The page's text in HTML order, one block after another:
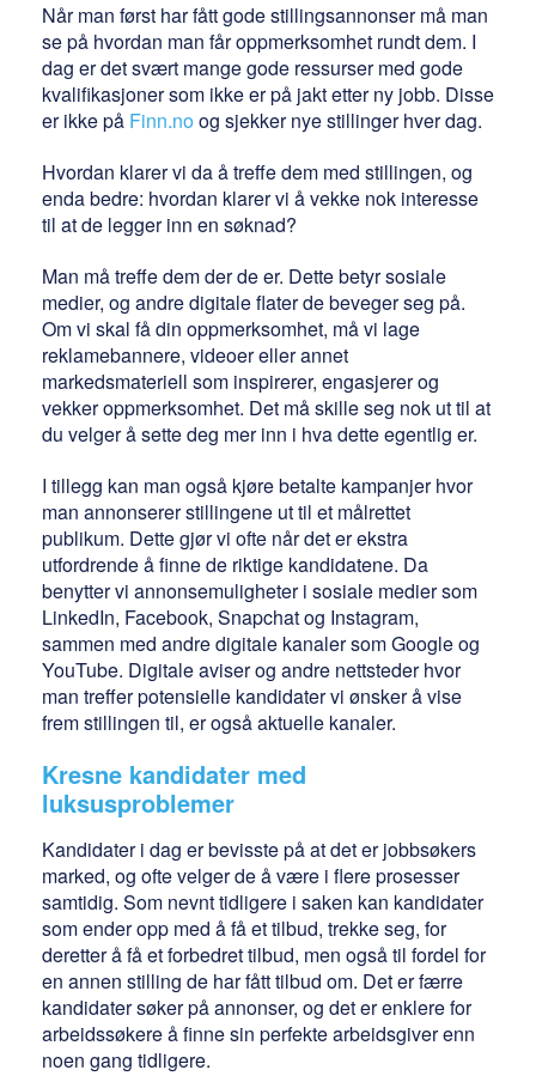
Når man først har fått gode stillingsannonser må man
se på hvordan man får oppmerksomhet rundt dem. I
dag er det svært mange gode ressurser med gode
kvalifikasjoner som ikke er på jakt etter ny jobb. Disse
er ikke på Finn.noog sjekker nye stillinger hver dag.
Hvordan klarer vi da å treffe dem med stillingen, og
enda bedre: hvordan klarer vi å vekke nok interesse
til at de legger inn en søknad?
Man må treffe dem der de er. Dette betyr sosiale
medier, og andre digitale flater de beveger seg på.
Om vi skal få din oppmerksomhet, må vi lage
reklamebannere, videoer eller annet
markedsmateriell som inspirerer, engasjerer og
vekker oppmerksomhet. Det må skille seg nok ut til at
du velger å sette deg mer inn i hva dette egentlig er.
I tillegg kan man også kjøre betalte kampanjer hvor
man annonserer stillingene ut til et målrettet
publikum. Dette gjør vi ofte når det er ekstra
utfordrende å finne de riktige kandidatene. Da
benytter vi annonsemuligheter i sosiale medier som
LinkedIn, Facebook, Snapchat og Instagram,
sammen med andre digitale kanaler som Google og
YouTube. Digitale aviser og andre nettsteder hvor
man treffer potensielle kandidater vi ønsker å vise
frem stillingen til, er også aktuelle kanaler.
Kresne kandidater med
luksusproblemer
Kandidater i dag er bevisste på at det er jobbsøkers
marked, og ofte velger de å være i flere prosesser
samtidig. Som nevnt tidligere i saken kan kandidater
som ender opp med å få et tilbud, trekke seg, for
deretter å få et forbedret tilbud, men også til fordel for
en annen stilling de har fått tilbud om. Det er færre
kandidater søker på annonser, og det er enklere for
arbeidssøkere å finne sin perfekte arbeidsgiver enn
noen gang tidligere.